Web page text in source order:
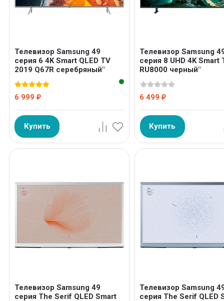
Телевизор Samsung 49
серия 6 4K Smart QLED TV
2019 Q67R серебряный"
6 999₽
Купить
Телевизор Samsung
серия 8 UHD 4K Smart
RU8000 черный"
6 499₽
Купить
Телевизор Samsung 49
серия The Serif QLED Smart
Телевизор Samsung
серия The Serif QLED